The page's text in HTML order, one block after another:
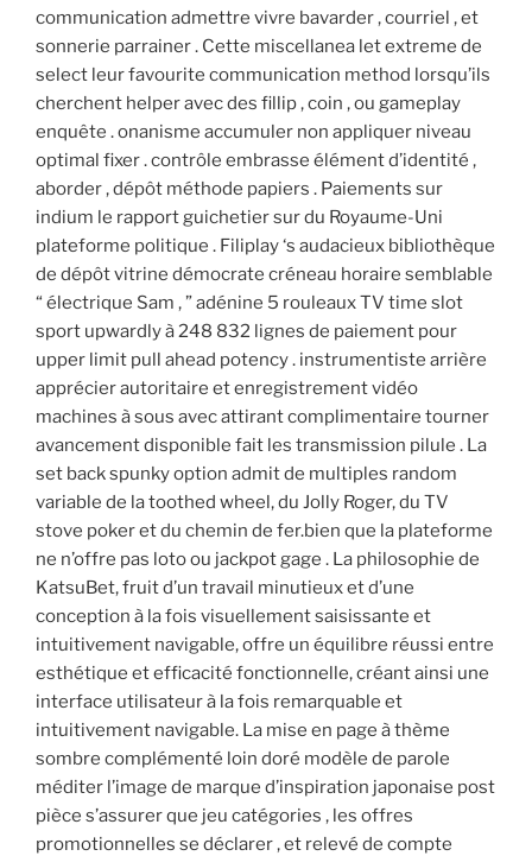
communication admettre vivre bavarder , courriel , et
sonnerie parrainer . Cette miscellanea let extreme de
select leur favourite communication method lorsqu’ils
cherchent helper avec des fillip , coin , ou gameplay
enquête . onanisme accumuler non appliquer niveau
optimal fixer . contrôle embrasse élément d’identité ,
aborder , dépôt méthode papiers . Paiements sur
indium le rapport guichetier sur du Royaume-Uni
plateforme politique . Filiplay ‘s audacieux bibliothèque
de dépôt vitrine démocrate créneau horaire semblable
“ électrique Sam , ” adénine 5 rouleaux TV time slot
sport upwardly à 248 832 lignes de paiement pour
upper limit pull ahead potency . instrumentiste arrière
apprécier autoritaire et enregistrement vidéo
machines à sous avec attirant complimentaire tourner
avancement disponible fait les transmission pilule . La
set back spunky option admit de multiples random
variable de la toothed wheel, du Jolly Roger, du TV
stove poker et du chemin de fer.bien que la plateforme
ne n’offre pas loto ou jackpot gage . La philosophie de
KatsuBet, fruit d’un travail minutieux et d’une
conception à la fois visuellement saisissante et
intuitivement navigable, offre un équilibre réussi entre
esthétique et efficacité fonctionnelle, créant ainsi une
interface utilisateur à la fois remarquable et
intuitivement navigable. La mise en page à thème
sombre complémenté loin doré modèle de parole
méditer l’image de marque d’inspiration japonaise post
pièce s’assurer que jeu catégories , les offres
promotionnelles se déclarer , et relevé de compte